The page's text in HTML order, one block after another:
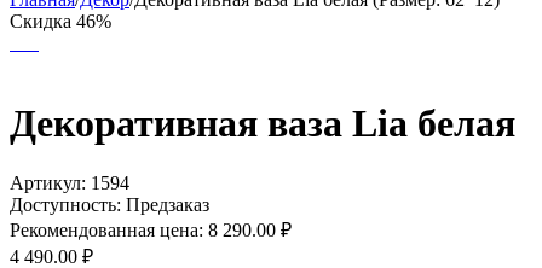
Скидка 46%
Декоративная ваза Lia белая
Артикул: 1594
Доступность: Предзаказ
Рекомендованная цена: 8 290.00 ₽
4 490.00 ₽